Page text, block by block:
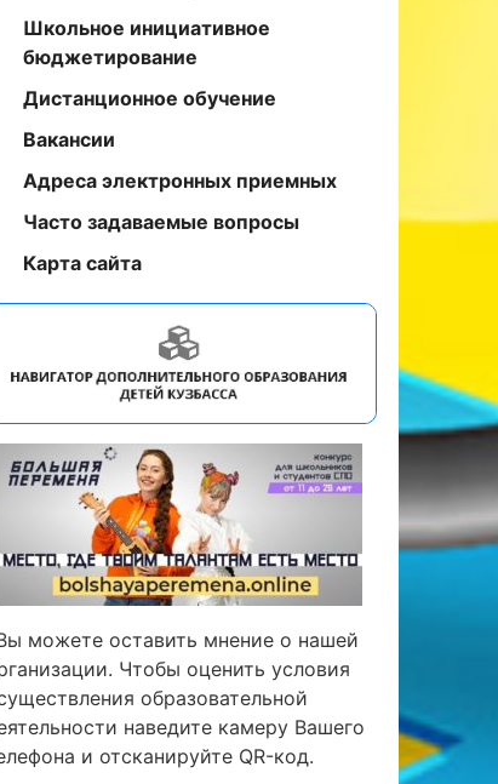
Школьное инициативное
бюджетирование
Дистанционное обучение
Вакансии
Адреса электронных приемных
Часто задаваемые вопросы
Карта сайта
можете оставить мнение о нашей
Чтобы оценить условия
образовательной
наведите камеру Вашего
и отсканируйте QR-код.